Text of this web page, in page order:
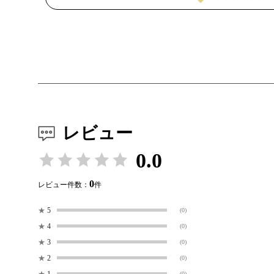
レビュー
0.0
レビュー件数： 0件
★ 5 (0)
★ 4 (0)
★ 3 (0)
★ 2 (0)